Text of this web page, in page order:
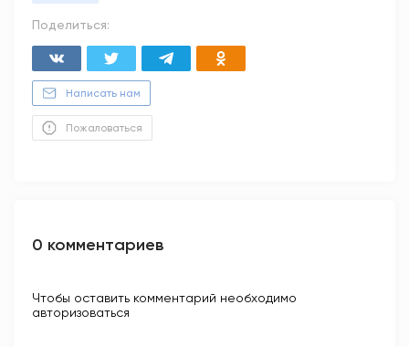
Поделиться:
Написать нам
Пожаловаться
0 комментариев
Чтобы оставить комментарий необходимо
авторизоваться